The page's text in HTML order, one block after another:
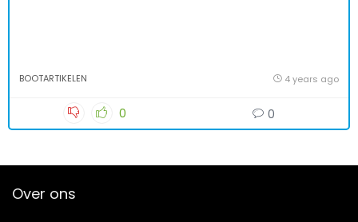
BOOTARTIKELEN 4 years ago
0 0
Over ons